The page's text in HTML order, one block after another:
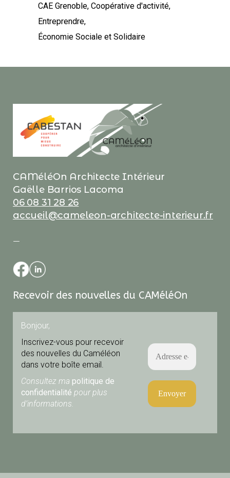
CAE Grenoble Coopérative d'activité
Entreprendre
Économie Sociale et Solidaire
CAMéléOn Architecte Intérieur
Gaëlle Barrios Lacoma
06 08 31 28 26
accueil@cameleon-architecte-interieur.fr
—
Recevoir des nouvelles du CAMéléOn
Bonjour,
Inscrivez-vous pour recevoir
des nouvelles du Caméléon
dans votre boîte email.
Consultez ma politique de
confidentialité pour plus
d’informations.